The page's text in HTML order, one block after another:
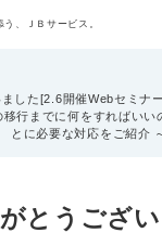
う、ＪＢサービス。
した[2.6開催Webセミナ
行までに何をすればいい
とに必要な対応をご紹介
とうござ